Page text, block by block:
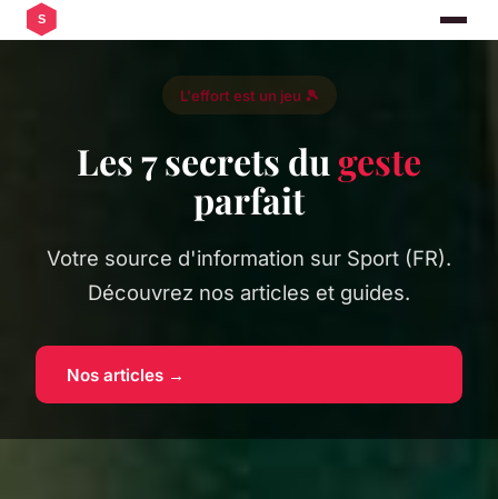
L'effort est un jeu 🎾
Les 7 secrets du geste
parfait
Votre source d'information sur Sport (FR).
Découvrez nos articles et guides.
Nos articles →